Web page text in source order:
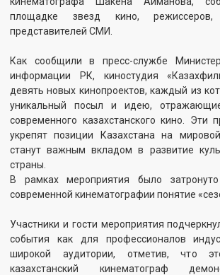
Участники и гости мероприятия подчеркнули важность этого
события как для профессионалов индустрии, так и для
широкой аудитории, отметив, что это время, когда
способность не только сохранять национальное культурное
наследие, но и активно развиваться, внедряя инновации и
расширяя границы традиционного кино.
Прошедшее сегодня мероприятие стало не только памятной
датой в календаре казахстанского кино, но и мощным
импульсом для дальнейшего развития отечественной
киноиндустрии, объединив профессионалов отрасли в поиске
и реализации новых творческих идей.
Фильмы нового сезона:
Которые снимут при поддержке ГЦПНК:
Полнометражный художественный фильм «Шырмауык»,
режиссер-постановщик – А.Шаргынов.
Документальный фильм «Соңғы парыз», режиссеры А.
Махмутов, А.Нарымбетов.
Документальный фильм «Здравствуй, добрый человек»,
режиссер-постановщик Т.Итенов.